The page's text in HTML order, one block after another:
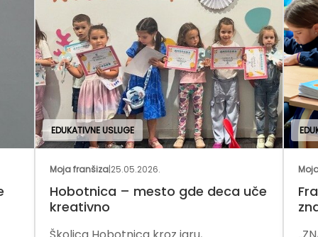
EDUKATIVNE USLUGE
Moja franšiza|25.05.2026.
Hobotnica – mesto gde deca uče
kreativno